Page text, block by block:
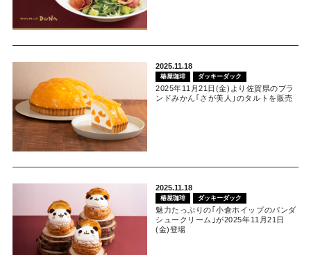
2025.11.18
椿屋珈琲 ダッキーダック
2025年11月21日(金)より佐賀県のブラ
ンドみかん｢さが美人｣のタルトを販売
2025.11.18
椿屋珈琲 ダッキーダック
魅力たっぷりの｢小倉ホイップのパンダ
シュークリーム｣が2025年11月21日
(金)登場